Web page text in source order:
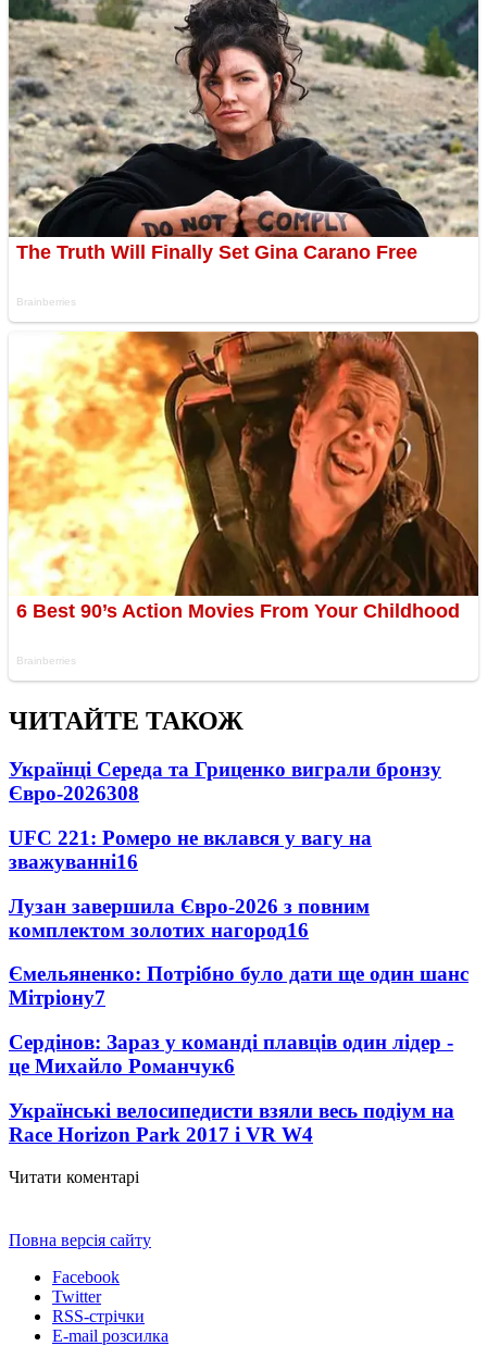
ЧИТАЙТЕ ТАКОЖ
Українці Середа та Гриценко виграли бронзу
Євро-2026308
UFC 221: Ромеро не вклався у вагу на
зважуванні16
Лузан завершила Євро-2026 з повним
комплектом золотих нагород16
Ємельяненко: Потрібно було дати ще один шанс
Мітріону7
Сердінов: Зараз у команді плавців один лідер -
це Михайло Романчук6
Українські велосипедисти взяли весь подіум на
Race Horizon Park 2017 і VR W4
Читати коментарі
Повна версія сайту
Facebook
Twitter
RSS-стрічки
E-mail розсилка